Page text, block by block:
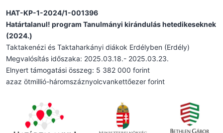
HAT-KP-1-2024/1-001396
Határtalanul! program Tanulmányi kirándulás hetedikeseknek
(2024.)
Taktakenézi és Taktaharkányi diákok Erdélyben (Erdély)
Megvalósítás időszaka: 2025.03.18.- 2025.03.23.
Elnyert támogatási összeg: 5 382 000 forint
azaz ötmillió-háromszáznyolcvankettőezer forint